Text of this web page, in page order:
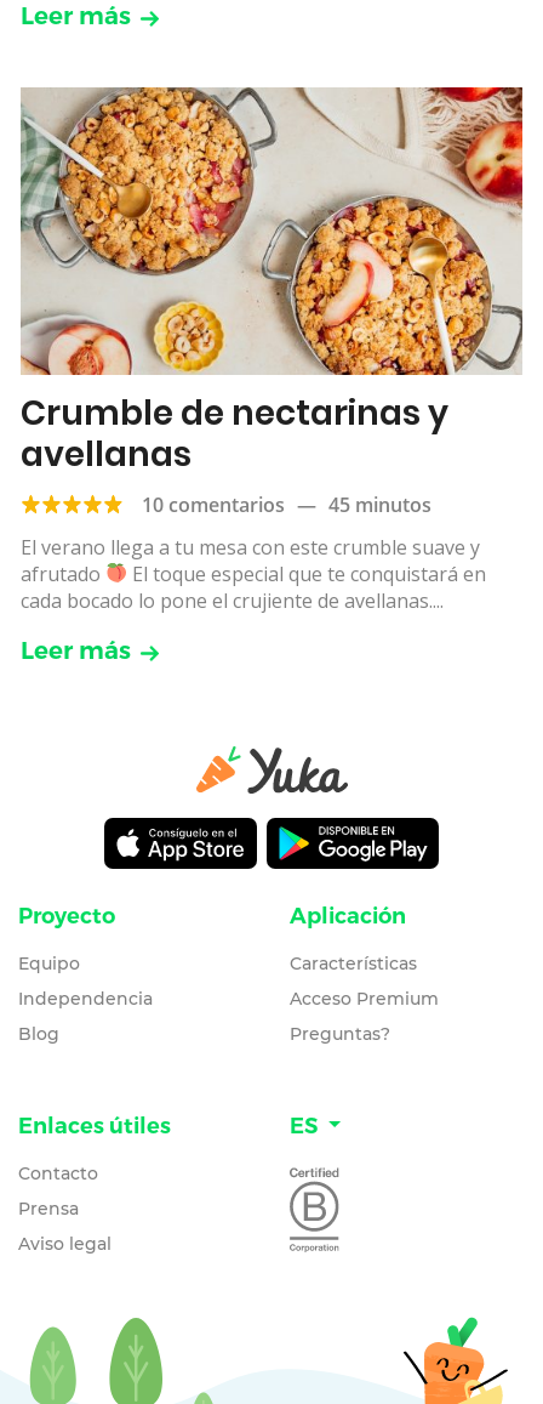
Leer más
Crumble de nectarinas y
avellanas
10 comentarios — 45 minutos
El verano llega a tu mesa con este crumble suave y
afrutado
El toque especial que te conquistará en
cada bocado lo pone el crujiente de avellanas....
Leer más
Proyecto
Equipo
Independencia
Blog
Aplicación
Características
Acceso Premium
Preguntas?
Enlaces útiles
Contacto
Prensa
Aviso legal
ES